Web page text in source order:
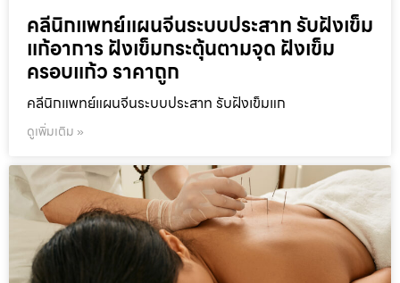
คลีนิกแพทย์แผนจีนระบบประสาท รับฝังเข็ม
แก้อาการ ฝังเข็มกระตุ้นตามจุด ฝังเข็ม
ครอบแก้ว ราคาถูก
คลีนิกแพทย์แผนจีนระบบประสาท รับฝังเข็มแก
ดูเพิ่มเติม »